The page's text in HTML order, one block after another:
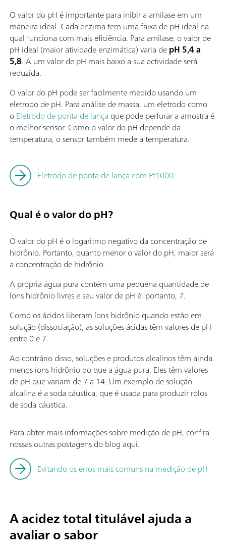
O valor do pH é importante para inibir a amilase em um
maneira ideal. Cada enzima tem uma faixa de pH ideal na
qual funciona com mais eficiência. Para amilase, o valor de
pH ideal (maior atividade enzimática) varia depH 5,4 a
5,8. A um valor de pH mais baixo a sua actividade será
reduzida.
O valor do pH pode ser facilmente medido usando um
eletrodo de pH. Para análise de massa, um eletrodo como
oEletrodo de ponta de lança que pode perfurar a amostra é
o melhor sensor. Como o valor do pH depende da
temperatura, o sensor também mede a temperatura.
Eletrodo de ponta de lança com Pt1000
Qual é o valor do pH?
O valor do pH é o logaritmo negativo da concentração de
hidrônio. Portanto, quanto menor o valor do pH, maior será
a concentração de hidrônio.
A própria água pura contém uma pequena quantidade de
íons hidrônio livres e seu valor de pH é, portanto, 7.
Como os ácidos liberam íons hidrônio quando estão em
solução (dissociação), as soluções ácidas têm valores de pH
entre 0 e 7.
Ao contrário disso, soluções e produtos alcalinos têm ainda
menos íons hidrônio do que a água pura. Eles têm valores
de pH que variam de 7 a 14. Um exemplo de solução
alcalina é a soda cáustica, que é usada para produzir rolos
de soda cáustica.
Para obter mais informações sobre medição de pH, confira
nossas outras postagens do blog aqui.
Evitando os erros mais comuns na medição de pH
A acidez total titulável ajuda a
avaliar o sabor